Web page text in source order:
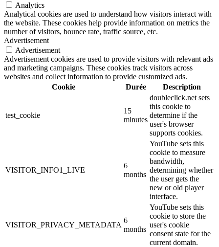
Analytics
Analytical cookies are used to understand how visitors interact with
the website. These cookies help provide information on metrics the
number of visitors, bounce rate, traffic source, etc.
Advertisement
Advertisement
Advertisement cookies are used to provide visitors with relevant ads
and marketing campaigns. These cookies track visitors across
websites and collect information to provide customized ads.
Cookie
Durée Description
test_cookie
15
minutes
doubleclick.net sets
this cookie to
determine if the
user's browser
supports cookies.
VISITOR_INFO1_LIVE
6
months
YouTube sets this
cookie to measure
bandwidth,
determining whether
the user gets the
new or old player
interface.
VISITOR_PRIVACY_METADATA
6
months
YouTube sets this
cookie to store the
user's cookie
consent state for the
current domain.